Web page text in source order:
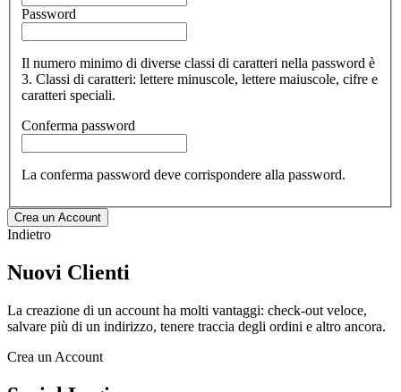
Password
Il numero minimo di diverse classi di caratteri nella password è
3. Classi di caratteri: lettere minuscole, lettere maiuscole, cifre e
caratteri speciali.
Conferma password
La conferma password deve corrispondere alla password.
Crea un Account
Indietro
Nuovi Clienti
La creazione di un account ha molti vantaggi: check-out veloce,
salvare più di un indirizzo, tenere traccia degli ordini e altro ancora.
Crea un Account